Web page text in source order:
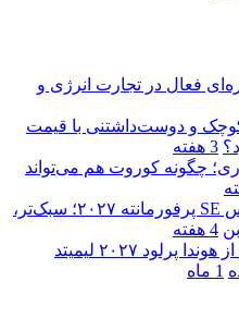
فعال در تجارت انرژی و
۲۰۲۶؛ موش کوچک و دوست‌داشتنی با قیمت
3 هفته
چگونه کوروت هم می‌تواند
رونمایی از لامبورگینی اوروس SE پرفورمانته ۲۰۲۷؛ سبک‌تر،
4 هفته
شاهکار جدید ژاپنی؛ رونمایی از هوندا پرلود ۲۰۲۷ لیمیتد
1 ماه